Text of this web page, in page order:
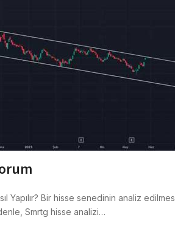
Yapılır? Bir hisse senedinin analiz
Smrtg hisse analizi…